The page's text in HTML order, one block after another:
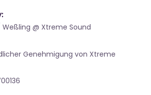
Weßling @ Xtreme Sound
Genehmigung von Xtreme